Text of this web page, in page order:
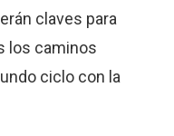
claves para
los caminos
ciclo con la